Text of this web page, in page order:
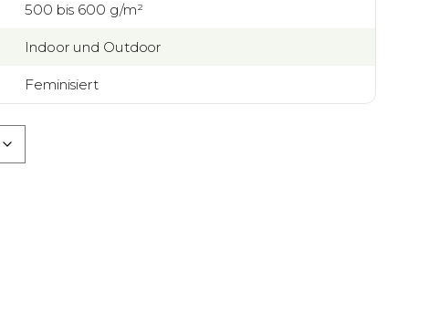
500 bis 600 g/m²
Indoor und Outdoor
Feminisiert